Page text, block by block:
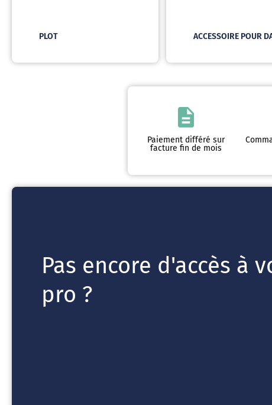
PLOT ACCESSOIRE POUR
Paiement différé sur
facture fin de mois
Pas encore d'accès à
pro ?